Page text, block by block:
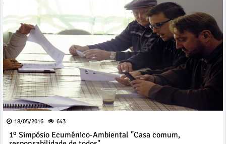
18/05/2016 643
1º Simpósio Ecumênico-Ambiental "Casa comum,